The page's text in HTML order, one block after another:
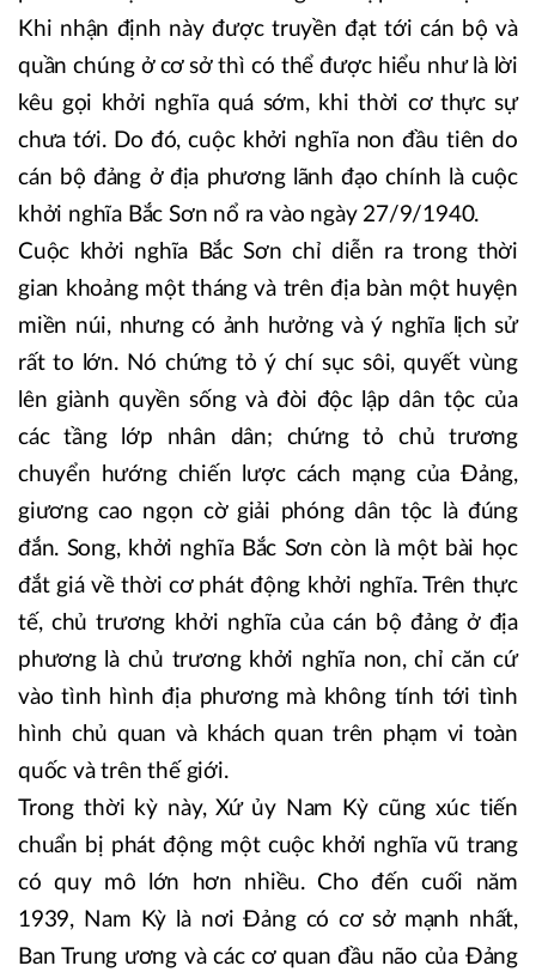
Khi nhận định này được truyền đạt tới cán bộ và
quần chúng ở cơ sở thì có thể được hiểu như là lời
kêu gọi khởi nghĩa quá sớm, khi thời cơ thực sự
chưa tới. Do đó, cuộc khởi nghĩa non đầu tiên do
cán bộ đảng ở địa phương lãnh đạo chính là cuộc
khởi nghĩa Bắc Sơn nổ ra vào ngày 27/9/1940.
Cuộc khởi nghĩa Bắc Sơn chỉ diễn ra trong thời
gian khoảng một tháng và trên địa bàn một huyện
miền núi, nhưng có ảnh hưởng và ý nghĩa lịch sử
rất to lớn. Nó chứng tỏ ý chí sục sôi, quyết vùng
lên giành quyền sống và đòi độc lập dân tộc của
các tầng lớp nhân dân; chứng tỏ chủ trương
chuyển hướng chiến lược cách mạng của Đảng,
giương cao ngọn cờ giải phóng dân tộc là đúng
đắn. Song, khởi nghĩa Bắc Sơn còn là một bài học
đắt giá về thời cơ phát động khởi nghĩa. Trên thực
tế, chủ trương khởi nghĩa của cán bộ đảng ở địa
phương là chủ trương khởi nghĩa non, chỉ căn cứ
vào tình hình địa phương mà không tính tới tình
hình chủ quan và khách quan trên phạm vi toàn
quốc và trên thế giới.
Trong thời kỳ này, Xứ ủy Nam Kỳ cũng xúc tiến
chuẩn bị phát động một cuộc khởi nghĩa vũ trang
có quy mô lớn hơn nhiều. Cho đến cuối năm
1939, Nam Kỳ là nơi Đảng có cơ sở mạnh nhất,
Ban Trung ương và các cơ quan đầu não của Đảng